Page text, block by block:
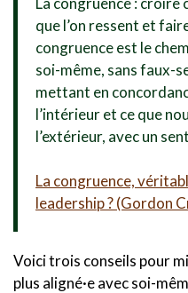
que l’on ressent et
congruence est le
soi-même, sans faux-
mettant en
l’intérieur et ce que
l’extérieur, avec un
La congruence,
leadership ? (Gordon
Voici trois conseils pour
plus aligné·e avec soi-